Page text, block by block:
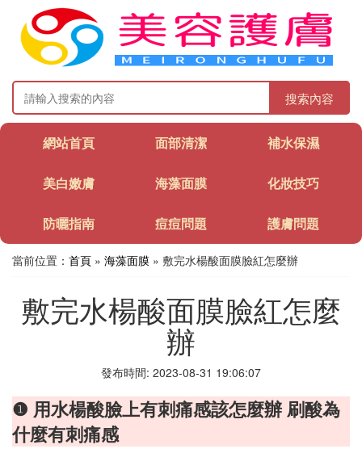
搜索內容
網站首頁 面部清潔 補水保濕
美白嫩膚 海藻面膜 化妝技巧
防曬指南 痘痘問題 護膚問題
當前位置： 首頁 » 海藻面膜 » 敷完水楊酸面膜臉紅怎麼辦
敷完水楊酸面膜臉紅怎麼
辦
發布時間: 2023-08-31 19:06:07
❶ 用水楊酸臉上有刺痛感該怎麼辦 刷酸為
什麼有刺痛感